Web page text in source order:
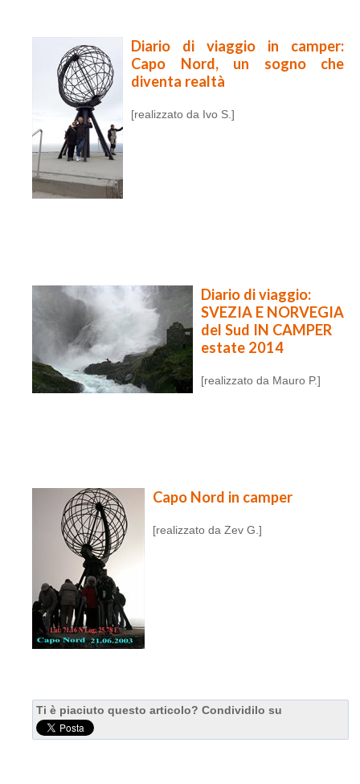
Diario di viaggio in camper:
Capo Nord, un sogno che
diventa realtà
[realizzato da Ivo S.]
Diario di viaggio:
SVEZIA E NORVEGIA
del Sud IN CAMPER
estate 2014
[realizzato da Mauro P.]
Capo Nord in camper
[realizzato da Zev G.]
Ti è piaciuto questo articolo? Condividilo su